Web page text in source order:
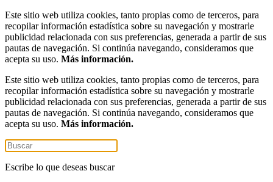
Este sitio web utiliza cookies, tanto propias como de terceros, para
recopilar información estadística sobre su navegación y mostrarle
publicidad relacionada con sus preferencias, generada a partir de sus
pautas de navegación. Si continúa navegando, consideramos que
acepta su uso. Más información.
Este sitio web utiliza cookies, tanto propias como de terceros, para
recopilar información estadística sobre su navegación y mostrarle
publicidad relacionada con sus preferencias, generada a partir de sus
pautas de navegación. Si continúa navegando, consideramos que
acepta su uso. Más información.
Escribe lo que deseas buscar